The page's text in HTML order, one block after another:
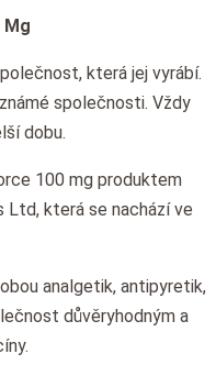
Mg
která jej vyrábí.
společnosti. Vždy
dobu.
100 mg produktem
Ltd, která se nachází ve
analgetik, antipyretik,
důvěryhodným a